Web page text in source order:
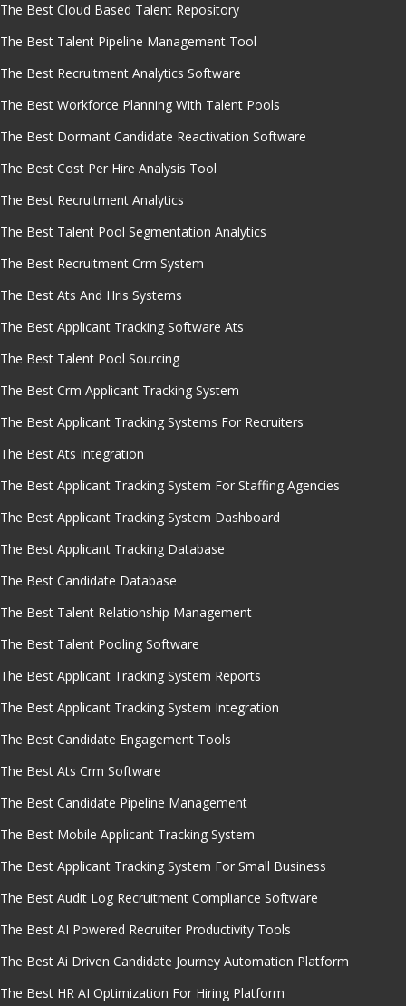
The Best Cloud Based Talent Repository
The Best Talent Pipeline Management Tool
The Best Recruitment Analytics Software
The Best Workforce Planning With Talent Pools
The Best Dormant Candidate Reactivation Software
The Best Cost Per Hire Analysis Tool
The Best Recruitment Analytics
The Best Talent Pool Segmentation Analytics
The Best Recruitment Crm System
The Best Ats And Hris Systems
The Best Applicant Tracking Software Ats
The Best Talent Pool Sourcing
The Best Crm Applicant Tracking System
The Best Applicant Tracking Systems For Recruiters
The Best Ats Integration
The Best Applicant Tracking System For Staffing Agencies
The Best Applicant Tracking System Dashboard
The Best Applicant Tracking Database
The Best Candidate Database
The Best Talent Relationship Management
The Best Talent Pooling Software
The Best Applicant Tracking System Reports
The Best Applicant Tracking System Integration
The Best Candidate Engagement Tools
The Best Ats Crm Software
The Best Candidate Pipeline Management
The Best Mobile Applicant Tracking System
The Best Applicant Tracking System For Small Business
The Best Audit Log Recruitment Compliance Software
The Best AI Powered Recruiter Productivity Tools
The Best Ai Driven Candidate Journey Automation Platform
The Best HR AI Optimization For Hiring Platform